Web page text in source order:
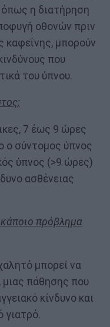
η διατήρηση
οθονών πριν
καφεΐνης, μπορούν
που
του ύπνου.
7 έως 9 ώρες
ο σύντομος ύπνος
ύπνος (>9 ώρες)
ασθένειας
πρόβλημα
μπορεί να
μιας πάθησης που
κίνδυνο και
γιατρό.